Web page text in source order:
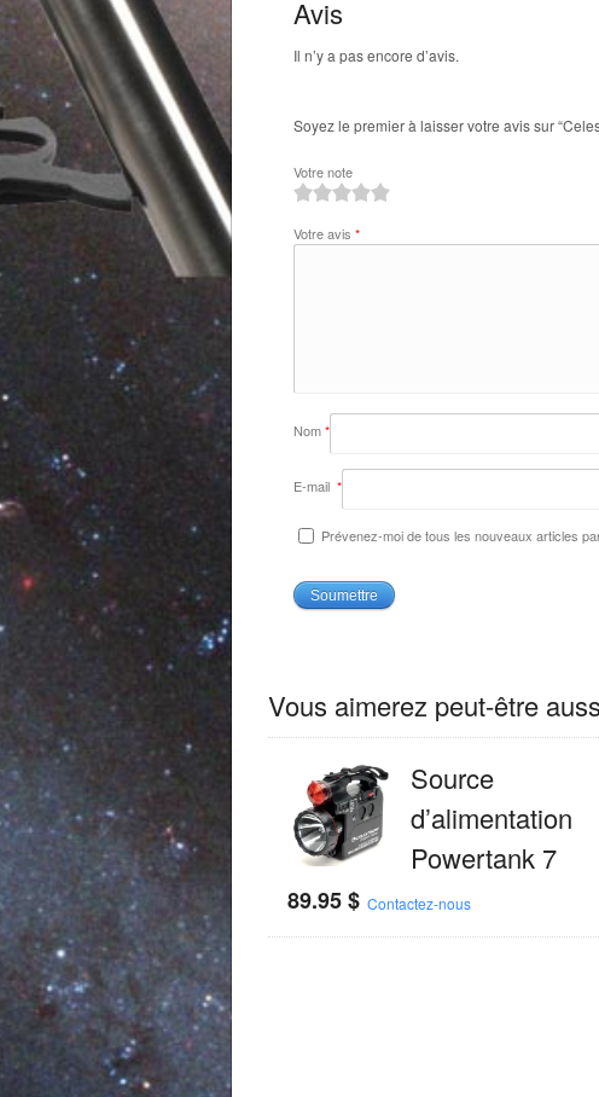
Avis
Il n’y a pas encore d’avis.
Soyez le premier à laisser votre avis sur
Votre note
Votre avis *
Nom*
E-mail *
Prévenez-moi de tous les nouveaux articles
Vous aimerez peut-être
Source
d’alimentation
Powertank 7
89.95$ Contactez-nous